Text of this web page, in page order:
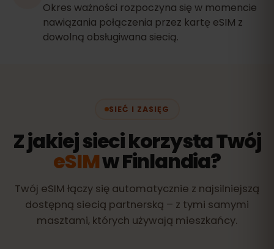
Okres ważności rozpoczyna się w momencie
nawiązania połączenia przez kartę eSIM z
dowolną obsługiwana siecią.
SIEĆ I ZASIĘG
Z jakiej sieci korzysta Twój
eSIMw Finlandia?
Twój eSIM łączy się automatycznie z najsilniejszą
dostępną siecią partnerską – z tymi samymi
masztami, których używają mieszkańcy.